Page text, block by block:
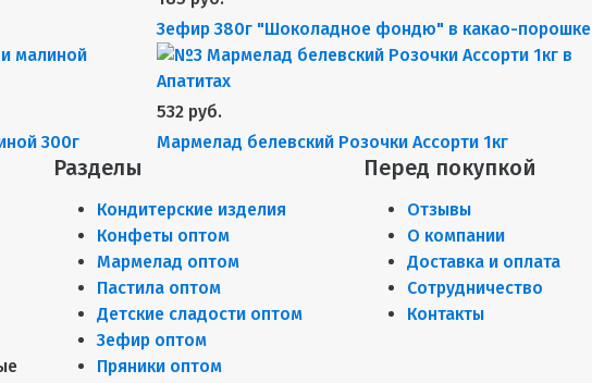
Зефир 380г "Шоколадное фондю" в какао-порошке
300г
532 руб.
Мармелад белевский Розочки Ассорти 1кг
Разделы
Кондитерские изделия
Конфеты оптом
Мармелад оптом
Пастила оптом
Детские сладости оптом
Зефир оптом
Пряники оптом
Перед покупкой
Отзывы
О компании
Доставка и оплата
Сотрудничество
Контакты